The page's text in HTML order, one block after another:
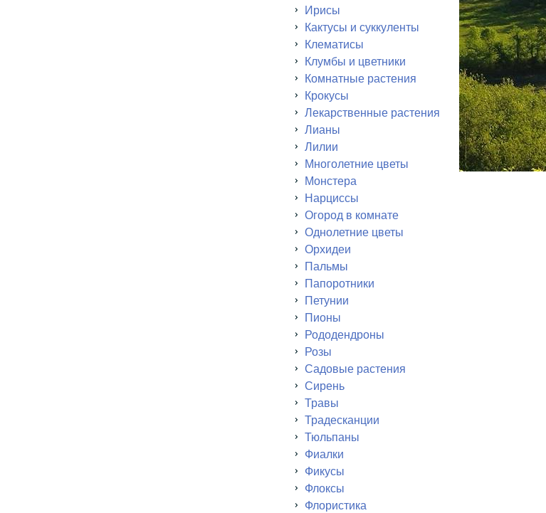
Ирисы
Кактусы и суккуленты
Клематисы
Клумбы и цветники
Комнатные растения
Крокусы
Лекарственные растения
Лианы
Лилии
Многолетние цветы
Монстера
Нарциссы
Огород в комнате
Однолетние цветы
Орхидеи
Пальмы
Папоротники
Петунии
Пионы
Рододендроны
Розы
Садовые растения
Сирень
Травы
Традесканции
Тюльпаны
Фиалки
Фикусы
Флоксы
Флористика